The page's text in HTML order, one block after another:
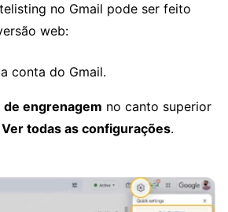
no Gmail pode ser feito
web:
conta do Gmail.
de engrenagem no canto superior
Ver todas as configurações.